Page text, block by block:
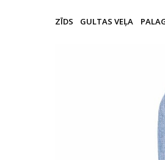
ZĪDS GULTAS VEĻA